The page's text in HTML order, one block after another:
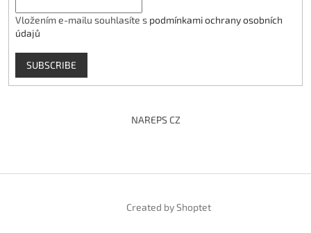
Vložením e-mailu souhlasíte s podmínkami ochrany osobních
údajů
SUBSCRIBE
NAREPS CZ
Created by Shoptet